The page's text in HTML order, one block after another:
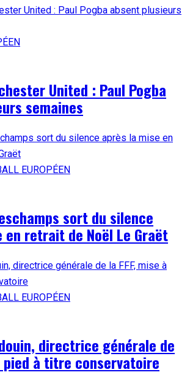
United : Paul Pogba
semaines
EUROPÉEN
sort du silence
en retrait de Noël Le Graët
EUROPÉEN
directrice générale de
pied à titre conservatoire